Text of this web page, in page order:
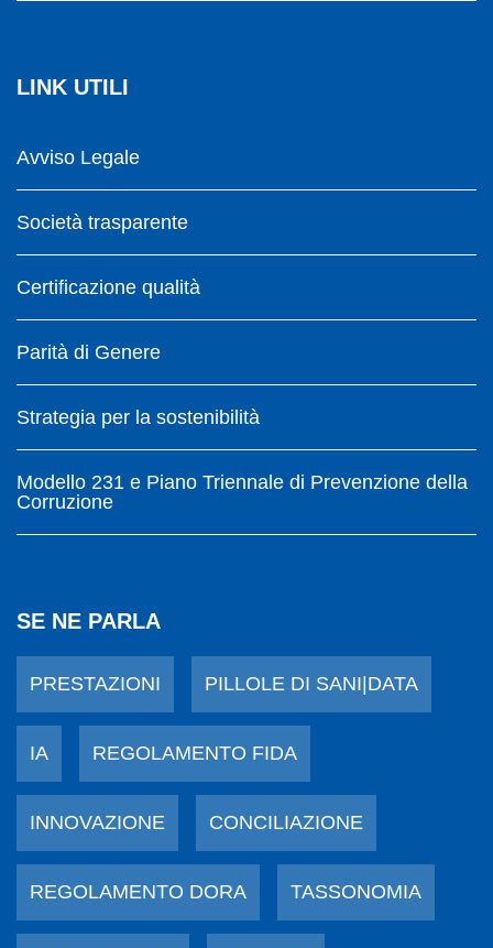
LINK UTILI
Avviso Legale
Società trasparente
Certificazione qualità
Parità di Genere
Strategia per la sostenibilità
Modello 231 e Piano Triennale di Prevenzione della
Corruzione
SE NE PARLA
PRESTAZIONI PILLOLE DI SANI|DATA
IA REGOLAMENTO FIDA
INNOVAZIONE CONCILIAZIONE
REGOLAMENTO DORA TASSONOMIA